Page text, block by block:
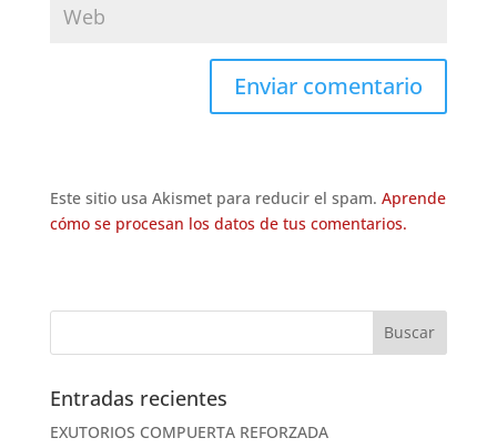
Este sitio usa Akismet para reducir el spam. Aprende
cómo se procesan los datos de tus comentarios.
Entradas recientes
EXUTORIOS COMPUERTA REFORZADA